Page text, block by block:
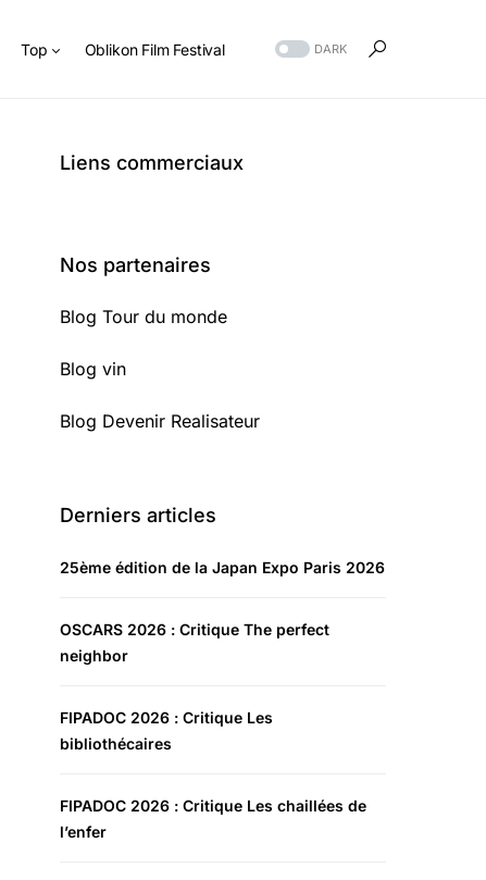
Top Oblikon Film Festival DARK
Liens commerciaux
Nos partenaires
Blog Tour du monde
Blog vin
Blog Devenir Realisateur
Derniers articles
25ème édition de la Japan Expo Paris 2026
OSCARS 2026 : Critique The perfect
neighbor
FIPADOC 2026 : Critique Les
bibliothécaires
FIPADOC 2026 : Critique Les chaillées de
l’enfer